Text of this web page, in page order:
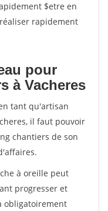
$etre en
rapidement
pour
à Vacheres
tant qu'artisan
il faut pouvoir
chantiers de son
à oreille peut
progresser et
obligatoirement